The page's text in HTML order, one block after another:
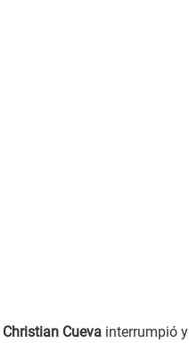
Christian Cueva interrumpió